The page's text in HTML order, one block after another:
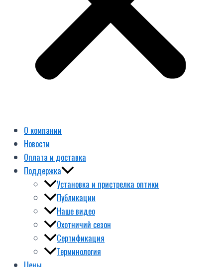
О компании
Новости
Оплата и доставка
Поддержка
Установка и пристрелка оптики
Публикации
Наше видео
Охотничий сезон
Сертификация
Терминология